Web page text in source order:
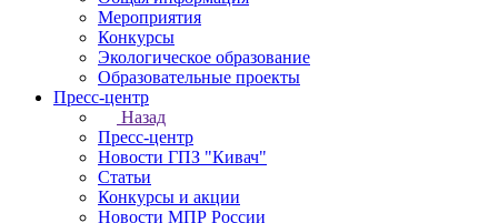
Мероприятия
Конкурсы
Экологическое образование
Образовательные проекты
Пресс-центр
Назад
Пресс-центр
Новости ГПЗ "Кивач"
Статьи
Конкурсы и акции
Новости МПР России